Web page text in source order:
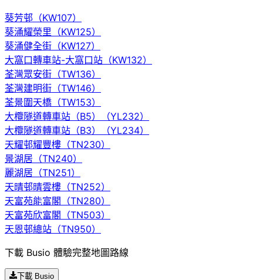
葵芳邨（KW107）
葵涌耀榮里（KW125）
葵涌健全街（KW127）
大窩口轉車站-大窩口站（KW132）
荃灣眾安街（TW136）
荃灣建明街（TW146）
荃景圍天橋（TW153）
大欖隧道轉車站（B5）（YL232）
大欖隧道轉車站（B3）（YL234）
天耀邨耀豐樓（TN230）
景湖居（TN240）
麗湖居（TN251）
天晴邨晴雲樓（TN252）
天富苑能富閣（TN280）
天富苑欣富閣（TN503）
天恩邨總站（TN950）
下載 Busio 體驗完整地圖路線
下載 Busio